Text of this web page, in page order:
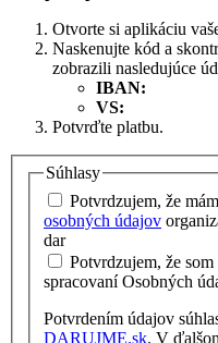
Otvorte si aplikáciu
Naskenujte kód a
zobrazili nasledujúce
IBAN:
VS:
Potvrďte platbu.
Súhlasy
Potvrdzujem, že
osobných údajov
dar
Potvrdzujem, že
spracovaní Osobných
Potvrdením údajov
DARUJME.sk. V